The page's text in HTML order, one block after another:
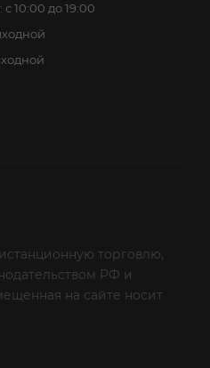
10:00 до 19:00
торговлю,
РФ и
на сайте носит